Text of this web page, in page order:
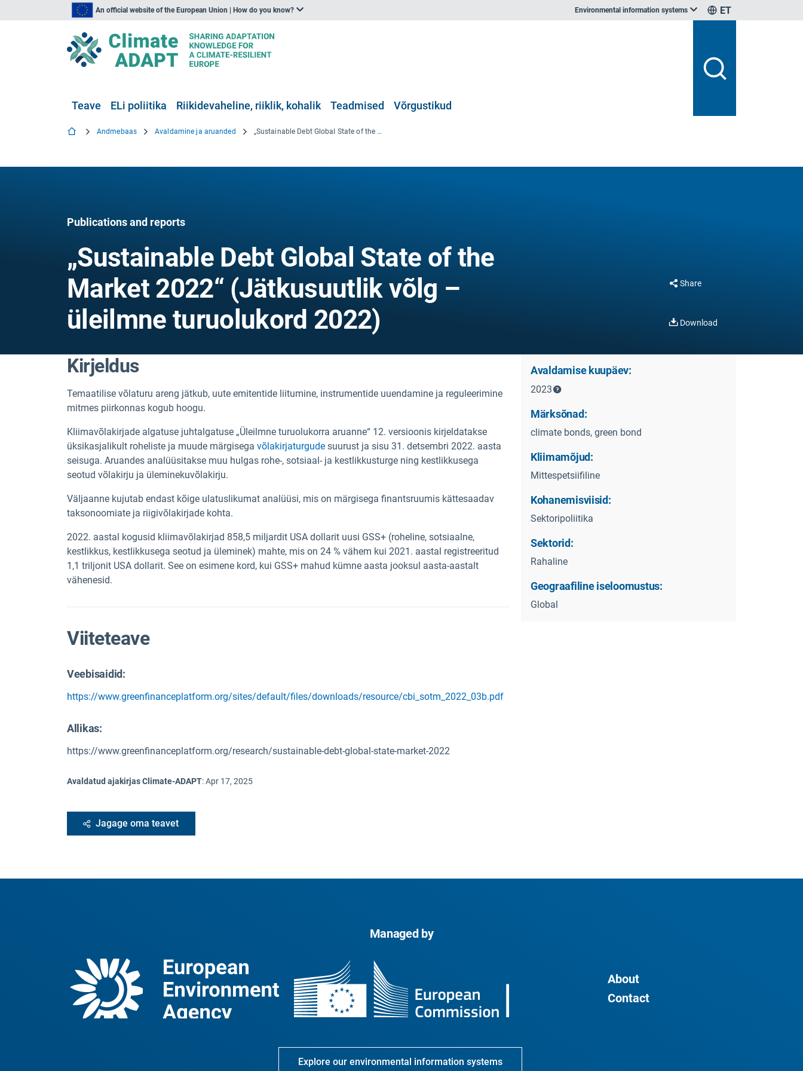
An official website of the European Union | How do you know? Environmental information systems ET
Teave ELi poliitika Riikidevaheline, riiklik, kohalik Teadmised Võrgustikud
Andmebaas Avaldamine ja aruanded „Sustainable Debt Global State of the Market 2022“ (Jätkusuutlik võlg – üleilmne turuolukord 2022)
Publications and reports
„Sustainable Debt Global State of the
Market 2022“ (Jätkusuutlik võlg –
üleilmne turuolukord 2022)
Share
Download
Kirjeldus
Temaatilise võlaturu areng jätkub, uute emitentide liitumine, instrumentide uuendamine ja reguleerimine
mitmes piirkonnas kogub hoogu.
Kliimavõlakirjade algatuse juhtalgatuse „Üleilmne turuolukorra aruanne“ 12. versioonis kirjeldatakse
üksikasjalikult roheliste ja muude märgisega võlakirjaturgude suurust ja sisu 31. detsembri 2022. aasta
seisuga. Aruandes analüüsitakse muu hulgas rohe-, sotsiaal- ja kestlikkusturge ning kestlikkusega
seotud võlakirju ja üleminekuvõlakirju.
Väljaanne kujutab endast kõige ulatuslikumat analüüsi, mis on märgisega finantsruumis kättesaadav
taksonoomiate ja riigivõlakirjade kohta.
2022. aastal kogusid kliimavõlakirjad 858,5 miljardit USA dollarit uusi GSS+ (roheline, sotsiaalne,
kestlikkus, kestlikkusega seotud ja üleminek) mahte, mis on 24 % vähem kui 2021. aastal registreeritud
1,1 triljonit USA dollarit. See on esimene kord, kui GSS+ mahud kümne aasta jooksul aasta-aastalt
vähenesid.
Viiteteave
Veebisaidid:
https://www.greenfinanceplatform.org/sites/default/files/downloads/resource/cbi_sotm_2022_03b.pdf
Allikas:
https://www.greenfinanceplatform.org/research/sustainable-debt-global-state-market-2022
Avaldatud ajakirjas Climate-ADAPT:Apr 17, 2025
Jagage oma teavet
Avaldamise kuupäev:
2023
Märksõnad:
climate bonds, green bond
Kliimamõjud:
Mittespetsiifiline
Kohanemisviisid:
Sektoripoliitika
Sektorid:
Rahaline
Geograafiline iseloomustus:
Global
Managed by
About
Contact
Explore our environmental information systems